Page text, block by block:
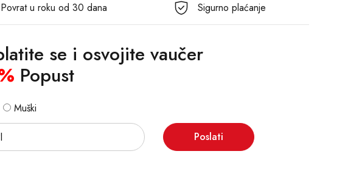
Povrat u roku od 30 dana Sigurno plaćanje
se i osvojite vaučer
Popust
Muški
Poslati